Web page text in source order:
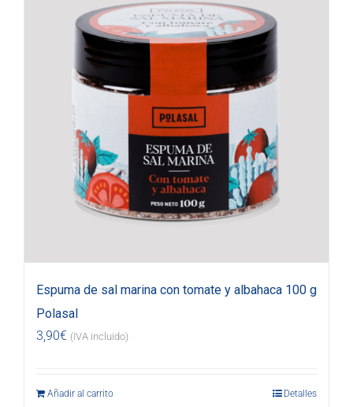
Espuma de sal marina con tomate y albahaca 100 g
Polasal
3,90€ (IVA incluido)
Añadir al carrito Detalles